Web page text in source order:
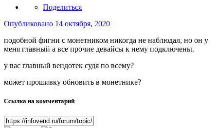
Поделиться
Опубликовано 14 октября, 2020
подобной фигни с монетником никогда не наблюдал, но он у
меня главный а все прочие девайсы к нему подключены.
у вас главный вендотек судя по всему?
может прошивку обновить в монетнике?
Ссылка на комментарий